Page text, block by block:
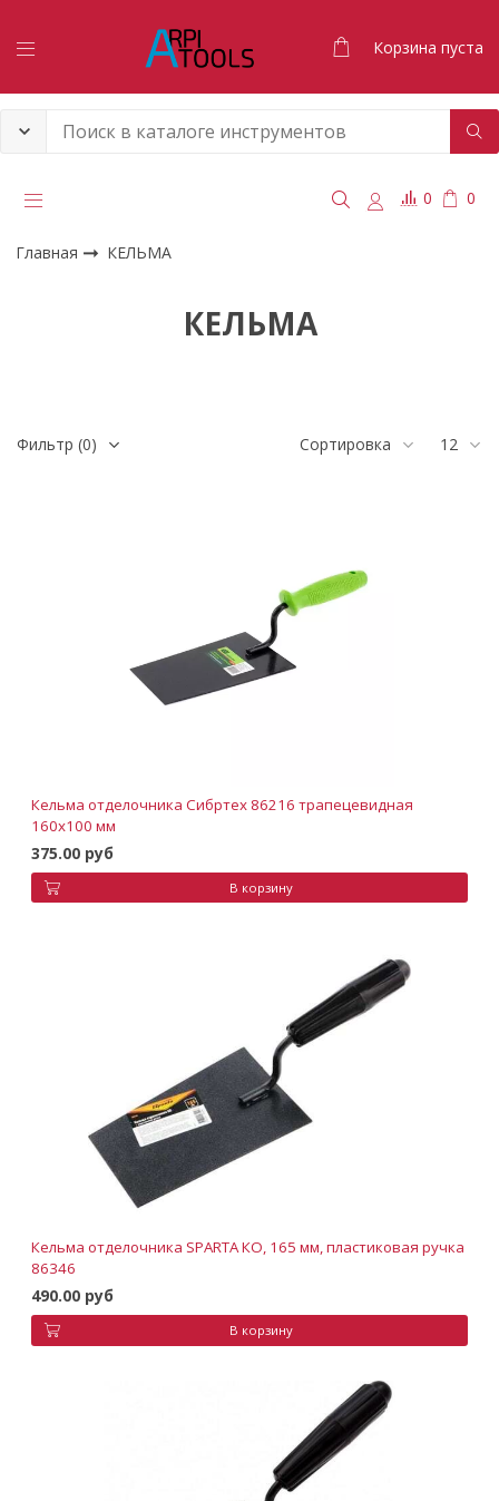
Корзина пуста
0 0
Главная КЕЛЬМА
КЕЛЬМА
Фильтр (0) Сортировка 12
Кельма отделочника Сибртех 86216 трапецевидная
160x100 мм
375.00 руб
В корзину
Кельма отделочника SPARTA КО, 165 мм, пластиковая ручка
86346
490.00 руб
В корзину